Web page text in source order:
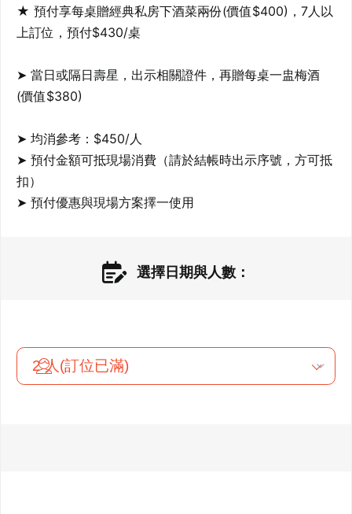
★ 預付享每桌贈經典私房下酒菜兩份(價值$400)，7人以
上訂位，預付$430/桌
➤ 當日或隔日壽星，出示相關證件，再贈每桌一盅梅酒
(價值$380)
➤ 均消參考：$450/人
➤ 預付金額可抵現場消費（請於結帳時出示序號，方可抵
扣）
➤ 預付優惠與現場方案擇一使用
選擇日期與人數：